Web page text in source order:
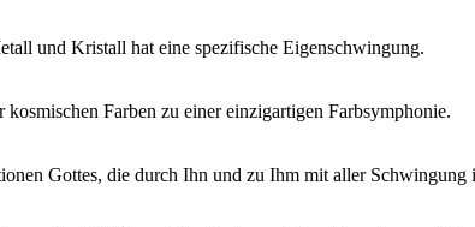
und Kristall hat eine spezifische Eigenschwingung.
Farben zu einer einzigartigen Farbsymphonie.
Gottes, die durch Ihn und zu Ihm mit aller Schwingung